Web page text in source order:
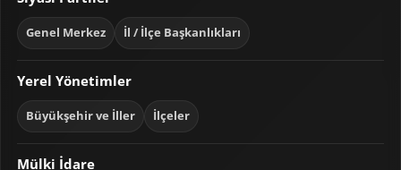
Genel Merkez İl / İlçe Başkanlıkları
Yerel Yönetimler
Büyükşehir ve İller İlçeler
Mülki İdare